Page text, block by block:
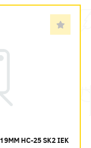
НС-25 SK2 IEK